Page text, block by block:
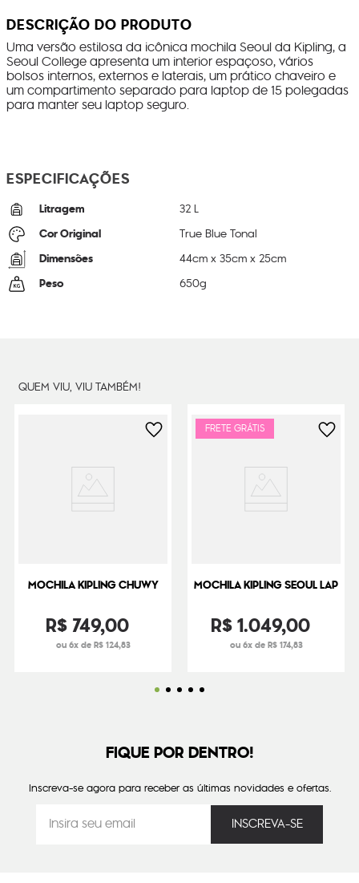
DESCRIÇÃO DO PRODUTO
Uma versão estilosa da icônica mochila Seoul da Kipling, a
Seoul College apresenta um interior espaçoso, vários
bolsos internos, externos e laterais, um prático chaveiro e
um compartimento separado para laptop de 15 polegadas
para manter seu laptop seguro.
ESPECIFICAÇÕES
Litragem 32 L
Cor Original True Blue Tonal
Dimensões 44cm x35cm x25cm
Peso 650g
QUEM VIU, VIU TAMBÉM!
MOCHILA KIPLING CHUWY
R$ 749,00
ou 6x de R$ 124,83
FRETE GRÁTIS
MOCHILA KIPLING SEOUL LAP
R$1.049,00
ou 6x de R$ 174,83
FIQUE POR DENTRO!
Inscreva-se agora para receber as últimas novidades e ofertas.